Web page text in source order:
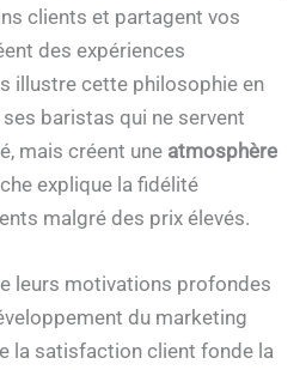
clients et partagent vos
des expériences
illustre cette philosophie en
baristas qui ne servent
mais créent une atmosphère
explique la fidélité
malgré des prix élevés.
leurs motivations profondes
du marketing
la satisfaction client fonde la